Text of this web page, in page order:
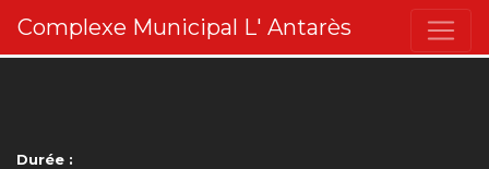
Complexe Municipal L' Antarès
Durée :